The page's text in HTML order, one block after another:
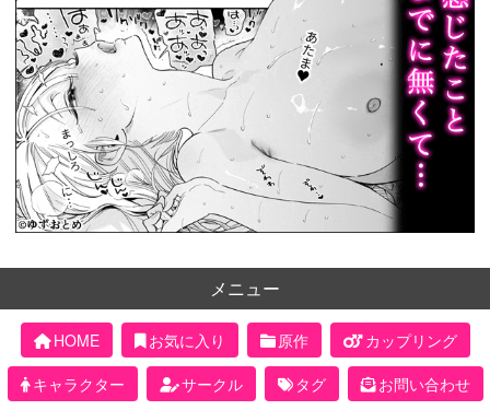
メニュー
HOME お気に入り 原作
カップリング
キャラクター
サークル タグ お問い合わせ